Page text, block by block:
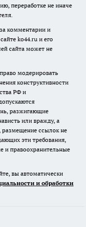
переработке не иначе
комментарии и
ko44.ru и его
сайта может не
модерировать
конструктивности
РФ и
разжигающие
или вражду, а
размещение ссылок не
эти требования,
и правоохранительные
вы автоматически
и обработки